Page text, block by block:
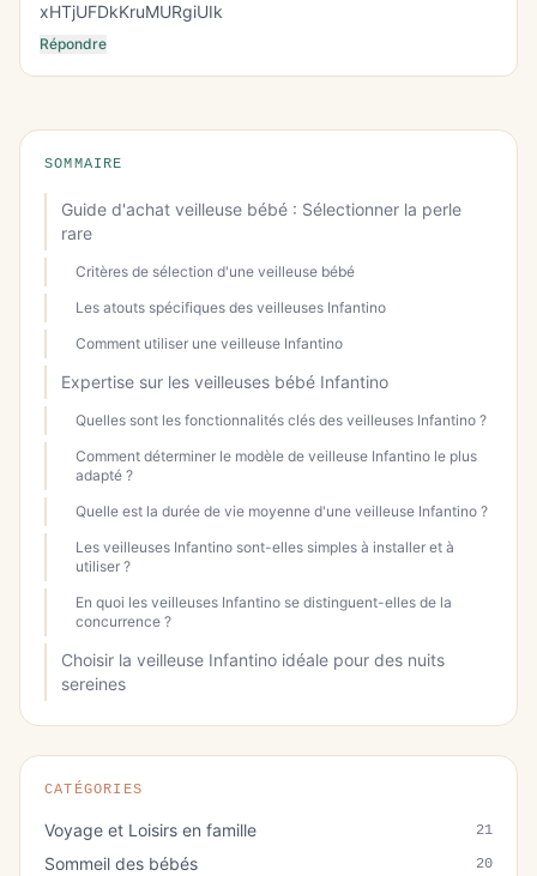
xHTjUFDkKruMURgiUIk
Répondre
SOMMAIRE
Guide d'achat veilleuse bébé : Sélectionner la perle
rare
Critères de sélection d'une veilleuse bébé
Les atouts spécifiques des veilleuses Infantino
Comment utiliser une veilleuse Infantino
Expertise sur les veilleuses bébé Infantino
Quelles sont les fonctionnalités clés des veilleuses Infantino ?
Comment déterminer le modèle de veilleuse Infantino le plus
adapté ?
Quelle est la durée de vie moyenne d'une veilleuse Infantino ?
Les veilleuses Infantino sont-elles simples à installer et à
utiliser ?
En quoi les veilleuses Infantino se distinguent-elles de la
concurrence ?
Choisir la veilleuse Infantino idéale pour des nuits
sereines
CATÉGORIES
Voyage et Loisirs en famille 21
Sommeil des bébés 20